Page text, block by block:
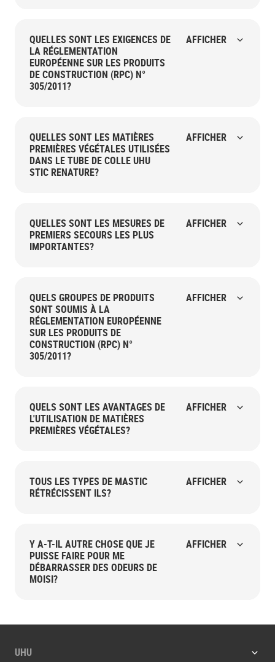
QUELLES SONT LES EXIGENCES DE
LA RÉGLEMENTATION
EUROPÉENNE SUR LES PRODUITS
DE CONSTRUCTION (RPC) N°
305/2011?
AFFICHER
QUELLES SONT LES MATIÈRES
PREMIÈRES VÉGÉTALES UTILISÉES
DANS LE TUBE DE COLLE UHU
STIC RENATURE?
AFFICHER
QUELLES SONT LES MESURES DE
PREMIERS SECOURS LES PLUS
IMPORTANTES?
AFFICHER
QUELS GROUPES DE PRODUITS
SONT SOUMIS À LA
RÉGLEMENTATION EUROPÉENNE
SUR LES PRODUITS DE
CONSTRUCTION (RPC) N°
305/2011?
AFFICHER
QUELS SONT LES AVANTAGES DE
L'UTILISATION DE MATIÈRES
PREMIÈRES VÉGÉTALES?
AFFICHER
TOUS LES TYPES DE MASTIC
RÉTRÉCISSENT ILS?
AFFICHER
Y A-T-IL AUTRE CHOSE QUE JE
PUISSE FAIRE POUR ME
DÉBARRASSER DES ODEURS DE
MOISI?
AFFICHER
UHU